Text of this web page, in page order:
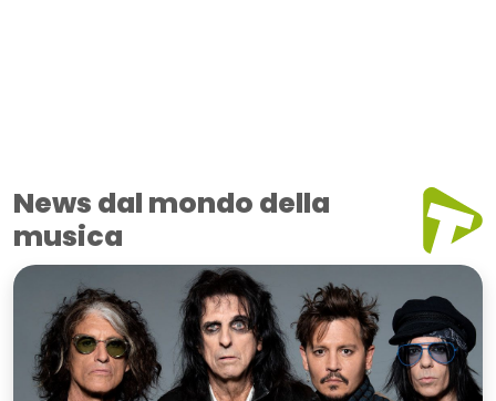
News dal mondo della
musica